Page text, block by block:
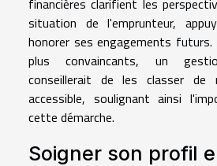
financières clarifient les
situation de l'emprunteur,
honorer ses engagements futurs.
plus convaincants, un
conseillerait de les classer de
accessible, soulignant ainsi
cette démarche.
Soigner son profil